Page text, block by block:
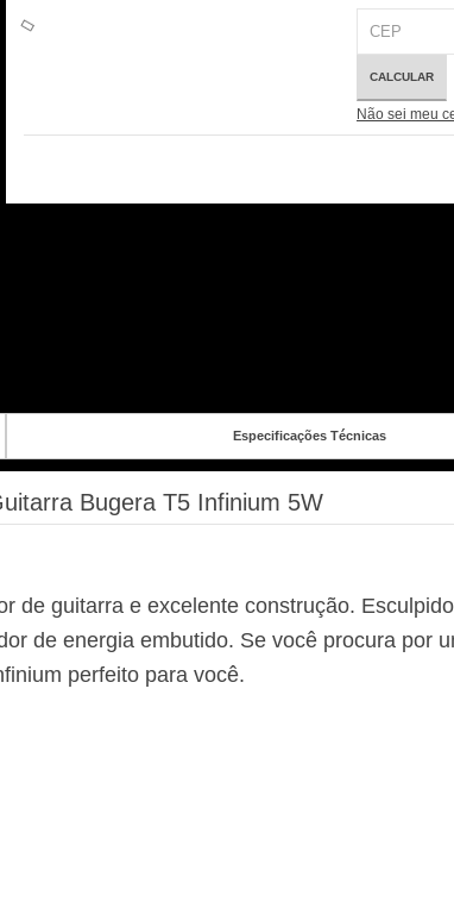
CALCULAR
Não sei meu
Especificações Técnicas
Bugera T5 Infinium 5W
de guitarra e excelente construção.
de energia embutido. Se você procura por
perfeito para você.